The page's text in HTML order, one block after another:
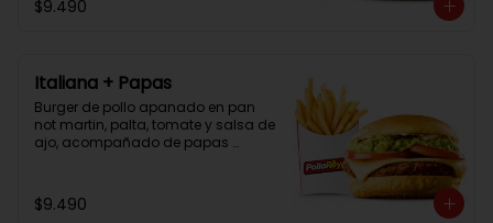
$9.490
Italiana + Papas
Burger de pollo apanado en pan
not martin, palta, tomate y salsa de
ajo, acompañado de papas
$9.490